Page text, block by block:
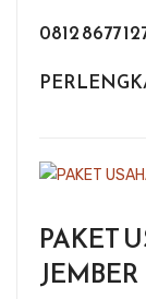
0812 8677
PAKET
JEMBER